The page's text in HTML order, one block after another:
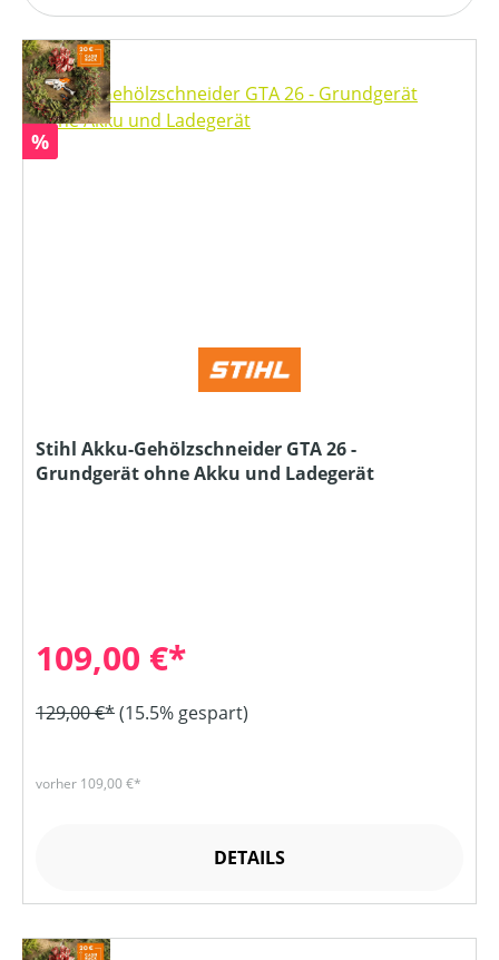
Rabatt
%
Stihl Akku-Gehölzschneider GTA 26 -
Grundgerät ohne Akku und Ladegerät
109,00 €*
129,00 €*(15.5% gespart)
vorher 109,00 €*
DETAILS